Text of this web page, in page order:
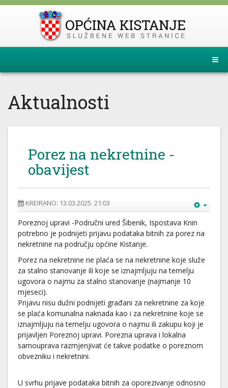
Aktualnosti
Porez na nekretnine -
obavijest
KREIRANO: 13.03.2025. 21:03
Poreznoj upravi -Područni ured Šibenik, Ispostava Knin
potrebno je podnijeti prijavu podataka bitnih za porez na
nekretnine na području općine Kistanje.
Porez na nekretnine ne plaća se na nekretnine koje služe
za stalno stanovanje ili koje se iznajmljuju na temelju
ugovora o najmu za stalno stanovanje (najmanje 10
mjeseci).
Prijavu nisu dužni podnijeti građani za nekretnine za koje
se plaća komunalna naknada kao i za nekretnine koje se
iznajmljuju na temelju ugovora o najmu ili zakupu koji je
prijavljen Poreznoj upravi. Porezna uprava i lokalna
samouprava razmjenjivat će takve podatke o poreznom
obvezniku i nekretnini.
U svrhu prijave podataka bitnih za oporezivanje odnosno